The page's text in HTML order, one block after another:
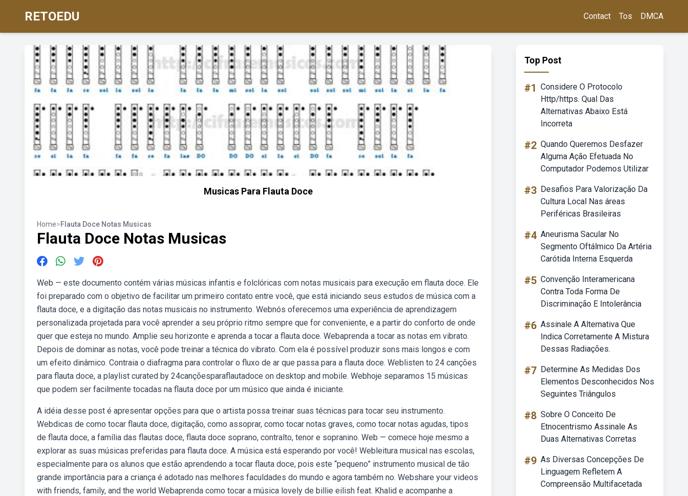
RETOEDU Contact Tos DMCA
Musicas Para Flauta Doce
Home>Flauta Doce Notas Musicas
Flauta Doce Notas Musicas
Web — este documento contém várias músicas infantis e folclóricas com notas musicais para execução em flauta doce. Ele
foi preparado com o objetivo de facilitar um primeiro contato entre você, que está iniciando seus estudos de música com a
flauta doce, e a digitação das notas musicais no instrumento. Webnós oferecemos uma experiência de aprendizagem
personalizada projetada para você aprender a seu próprio ritmo sempre que for conveniente, e a partir do conforto de onde
quer que esteja no mundo. Amplie seu horizonte e aprenda a tocar a flauta doce. Webaprenda a tocar as notas em vibrato.
Depois de dominar as notas, você pode treinar a técnica do vibrato. Com ela é possível produzir sons mais longos e com
um efeito dinâmico. Contraia o diafragma para controlar o fluxo de ar que passa para a flauta doce. Weblisten to 24 canções
para flauta doce, a playlist curated by 24cançõesparaflautadoce on desktop and mobile. Webhoje separamos 15 músicas
que podem ser facilmente tocadas na flauta doce por um músico que ainda é iniciante.
A idéia desse post é apresentar opções para que o artista possa treinar suas técnicas para tocar seu instrumento.
Webdicas de como tocar flauta doce, digitação, como assoprar, como tocar notas graves, como tocar notas agudas, tipos
de flauta doce, a família das flautas doce, flauta doce soprano, contralto, tenor e sopranino. Web — comece hoje mesmo a
explorar as suas músicas preferidas para flauta doce. A música está esperando por você! Webleitura musical nas escolas,
especialmente para os alunos que estão aprendendo a tocar flauta doce, pois este “pequeno” instrumento musical de tão
grande importância para a criança é adotado nas melhores faculdades do mundo e agora também no. Webshare your videos
with friends, family, and the world Webaprenda como tocar a música lovely de billie eilish feat. Khalid e acompanhe a
Top Post
#1 Considere O Protocolo
Http/https. Qual Das
Alternativas Abaixo Está
Incorreta
#2 Quando Queremos Desfazer
Alguma Ação Efetuada No
Computador Podemos Utilizar
#3 Desafios Para Valorização Da
Cultura Local Nas áreas
Periféricas Brasileiras
#4 Aneurisma Sacular No
Segmento Oftálmico Da Artéria
Carótida Interna Esquerda
#5 Convenção Interamericana
Contra Toda Forma De
Discriminação E Intolerância
#6 Assinale A Alternativa Que
Indica Corretamente A Mistura
Dessas Radiações.
#7 Determine As Medidas Dos
Elementos Desconhecidos Nos
Seguintes Triângulos
#8 Sobre O Conceito De
Etnocentrismo Assinale As
Duas Alternativas Corretas
#9 As Diversas Concepções De
Linguagem Refletem A
Compreensão Multifacetada